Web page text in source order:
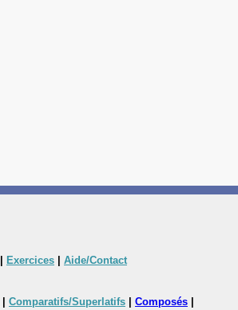
Exercices Aide/Contact
Comparatifs/Superlatifs Composés